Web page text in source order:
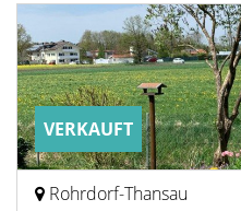
VERKAUFT
Rohrdorf-Thansau